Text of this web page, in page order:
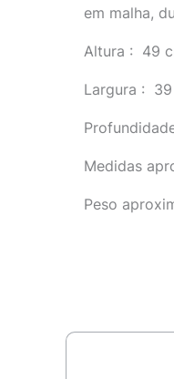
em malha,
Altura : 49
Largura : 39
Medidas
Peso